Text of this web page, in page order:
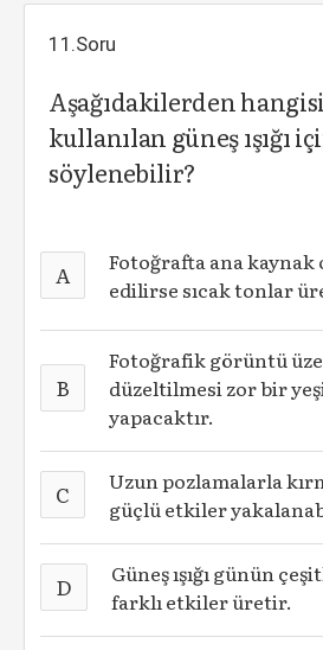
11.Soru
Aşağıdakilerden
kullanılan güneş ışığı
söylenebilir?
A
Fotoğrafta ana
edilirse sıcak tonlar
B
Fotoğrafik görüntü
düzeltilmesi zor bir
yapacaktır.
C
Uzun pozlamalarla
güçlü etkiler
D
Güneş ışığı günün
farklı etkiler üretir.